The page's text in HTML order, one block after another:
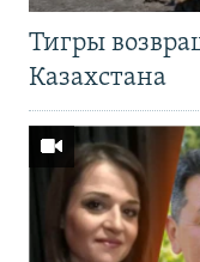
Тигры
Казахстана